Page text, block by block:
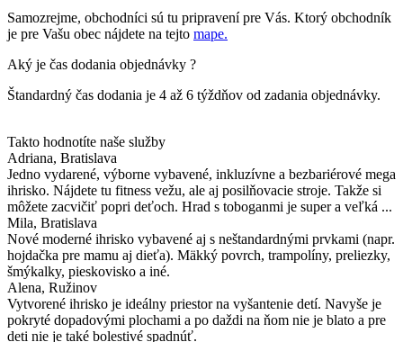
Samozrejme, obchodníci sú tu pripravení pre Vás. Ktorý obchodník
je pre Vašu obec nájdete na tejto mape.
Aký je čas dodania objednávky ?
Štandardný čas dodania je 4 až 6 týždňov od zadania objednávky.
Takto hodnotíte naše služby
Adriana, Bratislava
Jedno vydarené, výborne vybavené, inkluzívne a bezbariérové mega
ihrisko. Nájdete tu fitness vežu, ale aj posilňovacie stroje. Takže si
môžete zacvičiť popri deťoch. Hrad s toboganmi je super a veľká ...
Mila, Bratislava
Nové moderné ihrisko vybavené aj s neštandardnými prvkami (napr.
hojdačka pre mamu aj dieťa). Mäkký povrch, trampolíny, preliezky,
šmýkalky, pieskovisko a iné.
Alena, Ružinov
Vytvorené ihrisko je ideálny priestor na vyšantenie detí. Navyše je
pokryté dopadovými plochami a po daždi na ňom nie je blato a pre
deti nie je také bolestivé spadnúť.